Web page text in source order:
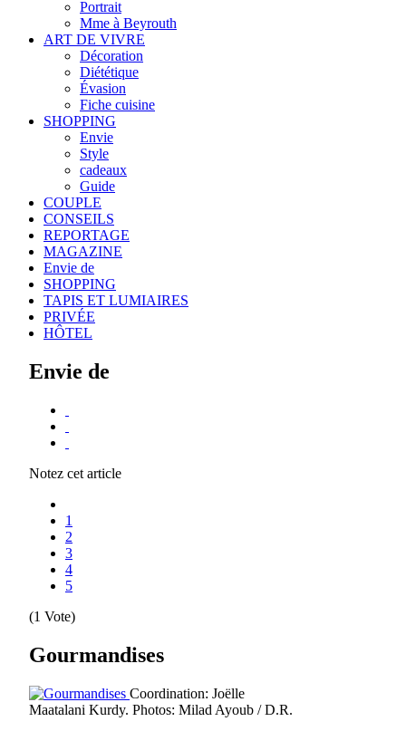
Portrait
Mme à Beyrouth
ART DE VIVRE
Décoration
Diététique
Évasion
Fiche cuisine
SHOPPING
Envie
Style
cadeaux
Guide
COUPLE
CONSEILS
REPORTAGE
MAGAZINE
Envie de
SHOPPING
TAPIS ET LUMIAIRES
PRIVÉE
HÔTEL
Envie de
Notez cet article
1
2
3
4
5
(1 Vote)
Gourmandises
Coordination: Joëlle
Maatalani Kurdy. Photos: Milad Ayoub / D.R.